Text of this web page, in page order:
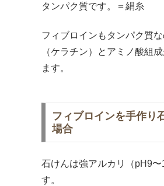
タンパク質です。＝絹糸
フィブロインもタンパク質
（ケラチン）とアミノ酸組
ます。
フィブロインを手作り
場合
石けんは強アルカリ（pH9
す。